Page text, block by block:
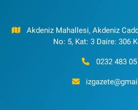
Akdeniz Mahallesi, Akdeniz
No: 5, Kat: 3 Daire: 306
0232 483